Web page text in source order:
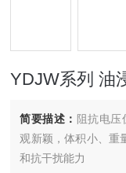
YDJW系列 油
简要描述： 阻抗电
观新颖，体积小、重
和抗干扰能力